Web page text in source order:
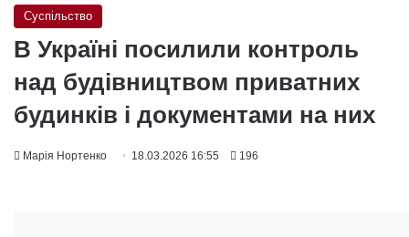
Суспільство
В Україні посилили контроль
над будівництвом приватних
будинків і документами на них
Марія Нортенко 18.03.2026 16:55 196